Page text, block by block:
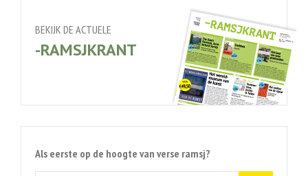
BEKIJK DE ACTUELE
-RAMSJKRANT
Als eerste op de hoogte van verse ramsj?